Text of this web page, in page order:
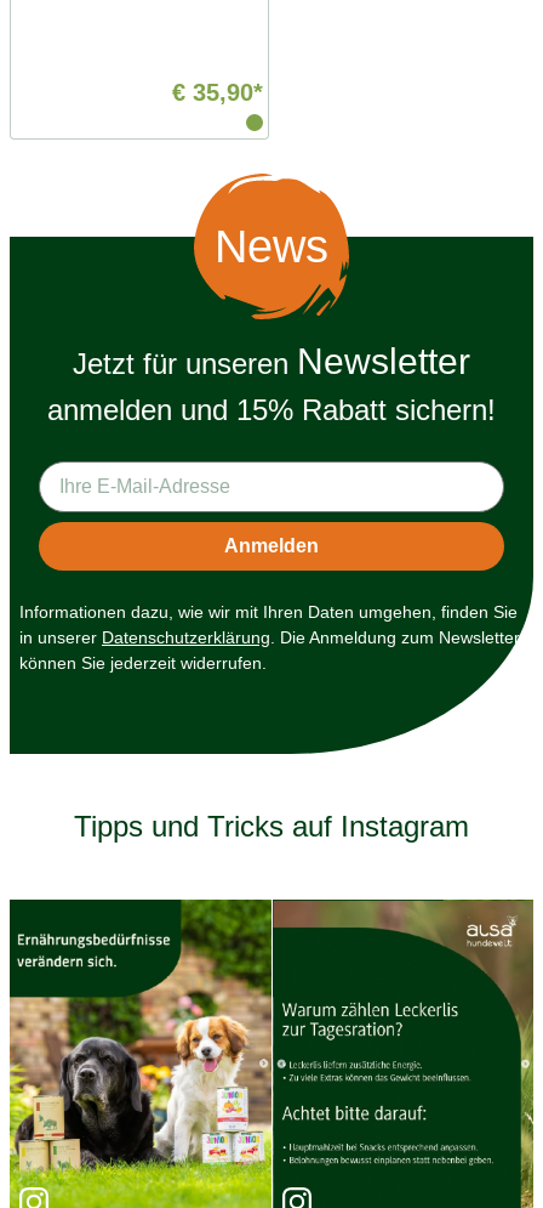
€ 35,90*
News
Jetzt für unseren Newsletter
anmelden und 15% Rabatt sichern!
Informationen dazu, wie wir mit Ihren Daten umgehen, finden Sie
in unserer Datenschutzerklärung . Die Anmeldung zum Newsletter
können Sie jederzeit widerrufen.
Tipps und Tricks auf Instagram